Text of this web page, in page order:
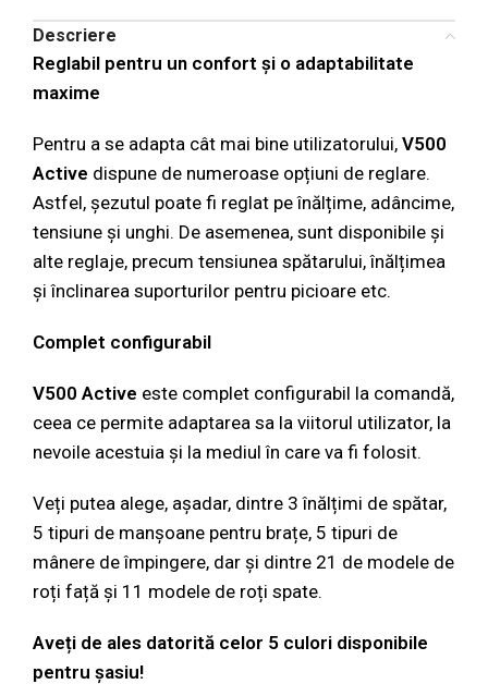
Descriere
Reglabil pentru un confort și o adaptabilitate
maxime
Pentru a se adapta cât mai bine utilizatorului, V500
Active dispune de numeroase opțiuni de reglare.
Astfel, șezutul poate fi reglat pe înălțime, adâncime,
tensiune și unghi. De asemenea, sunt disponibile și
alte reglaje, precum tensiunea spătarului, înălțimea
și înclinarea suporturilor pentru picioare etc.
Complet configurabil
V500 Active este complet configurabil la comandă,
ceea ce permite adaptarea sa la viitorul utilizator, la
nevoile acestuia și la mediul în care va fi folosit.
Veți putea alege, așadar, dintre 3 înălțimi de spătar,
5 tipuri de manșoane pentru brațe, 5 tipuri de
mânere de împingere, dar și dintre 21 de modele de
roți față și 11 modele de roți spate.
Aveți de ales datorită celor 5 culori disponibile
pentru șasiu!